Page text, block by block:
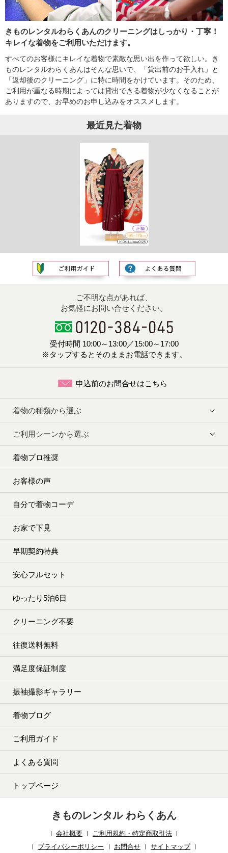
きものレンタルわらくあんのクリーニングはしっかり・丁寧！
キレイな着物をご利用いただけます。
すべてのお客様にキレイな着物で素敵な思い出を作って欲しい。き
ものレンタルわらくあんはそんな思いで、「貸出前のお手入れ」と
「返却後のクリーニング」に特に時間をかけています。そのため、
ご利用が重なる時期によっては貸出できる着物が少なくなることが
ありますので、お早めのお申し込みをオススメします。
最近見た着物
ご不明な点があれば、
お気軽にお問い合せください。
受付時間 10:00～13:00／15:00～17:00
※タップするとそのままお電話できます。
申込前のお問合せはこちら
着物の種類から選ぶ
ご利用シーンから選ぶ
着物プロ推奨
お客様の声
自分で着物コーデ
お家で下見
早期契約特典
安心フルセット
ゆったり5泊6日
クリーニング不要
往復送料無料
満足度保証制度
振袖撮影ギャラリー
着物ブログ
ご利用ガイド
よくある質問
トップページ
きものレンタル わらくあん
会社概要
ご利用規約・特定商取引法
プライバシーポリシー
お問合せ サイトマップ